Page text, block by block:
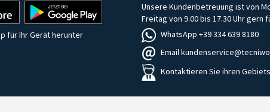
für Ihr Gerät herunter
Unsere Kundenbetreuung ist von
Freitag von 9.00 bis 17.30 Uhr gern
WhatsApp +39 334 639 8180
Email
Kontaktieren Sie ihren